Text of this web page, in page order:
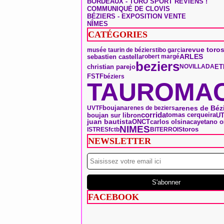
COMMUNIQUÉ DE CLOVIS
BÉZIERS - EXPOSITION VENTE
NÎMES
CATÉGORIES
musée taurin de bézierstibo garciarevue toros
sebastien castellarobert margéARLES
christian parejobeziersNOVILLADA
FSTFbéziers
UVTFboujanarenes de beziersarenes de
boujan sur libroncorridatomas cerqueira
juan bautistaONCTcarlos olsinacayetano
ISTRESfctbNIMES BITERROIStoros
NEWSLETTER
FACEBOOK